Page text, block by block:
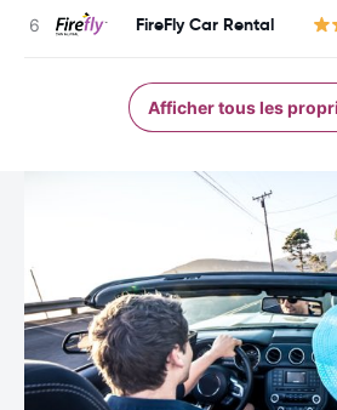
FireFly Car Rental
Afficher tous les